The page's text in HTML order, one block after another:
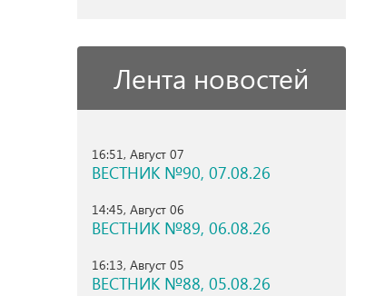
Лента новостей
16:51, Август 07
ВЕСТНИК №90, 07.08.26
14:45, Август 06
ВЕСТНИК №89, 06.08.26
16:13, Август 05
ВЕСТНИК №88, 05.08.26